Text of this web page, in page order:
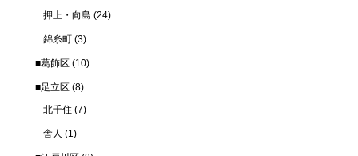
押上・向島 (24)
錦糸町 (3)
■葛飾区 (10)
■足立区 (8)
北千住 (7)
舎人 (1)